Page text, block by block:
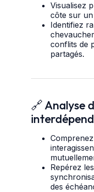
Visualisez
côte sur
Identifiez
conflits de
partagés.
🔗 Analyse
Repérez
des